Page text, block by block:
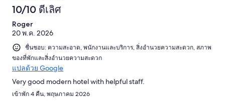
10/10 ดีเลิศ
Roger
20 พ.ค. 2026
ชื่นชอบ: ความสะอาด, พนักงานและบริการ, สิ่งอำนวยความสะดวก, สภาพ
ของที่พักและสิ่งอำนวยความสะดวก
แปลด้วย Google
Very good modern hotel with helpful staff.
เข้าพัก 4 คืน, พฤษภาคม 2026